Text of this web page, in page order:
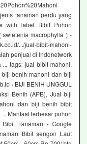
tanaman perdu yang
with label Bibit Pohon
swietenia macrophylla ) -
.../jual-bibit-mahoni-
penjual di Indonetwork
tags: jual bibit mahoni,
benih mahoni dan biji
› BIJI BENIH UNGGUL
Benih (APB), Jual biji
dan biji benih bibit
Manfaat terbesar pohon
Tanaman - Google
Bibit sengon Laut